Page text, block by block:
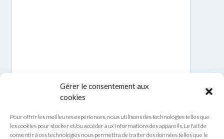
Gérer le consentement aux
cookies
Pour offrir les meilleures expériences, nous utilisons des technologies telles que
les cookies pour stocker et/ou accéder aux informations des appareils. Le fait de
consentir à ces technologies nous permettra de traiter des données telles que le